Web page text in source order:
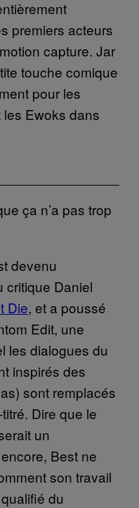
premiers acteurs
capture. Jar
touche comique
pour les
Ewoks dans
ça n’a pas trop
devenu
critique Daniel
Die, et a poussé
Edit, une
les dialogues du
inspirés des
sont remplacés
Dire que le
un
Best ne
son travail
du